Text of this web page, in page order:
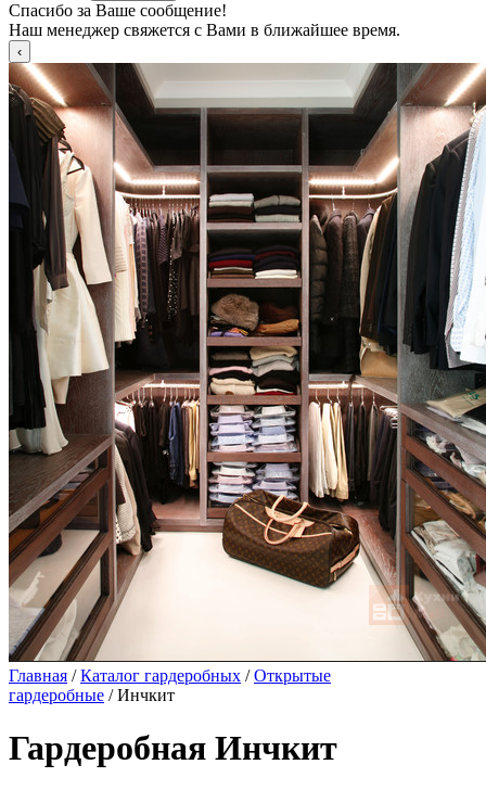
Спасибо за Ваше сообщение!
Наш менеджер свяжется с Вами в ближайшее время.
Главная /Каталог гардеробных /Открытые
гардеробные / Инчкит
Гардеробная Инчкит